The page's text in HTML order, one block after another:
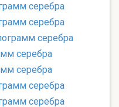
серебра
серебра
серебра
серебра
серебра
серебра
серебра